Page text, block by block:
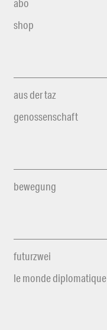
abo
shop
aus der taz
genossenschaft
bewegung
futurzwei
le monde diplomatique